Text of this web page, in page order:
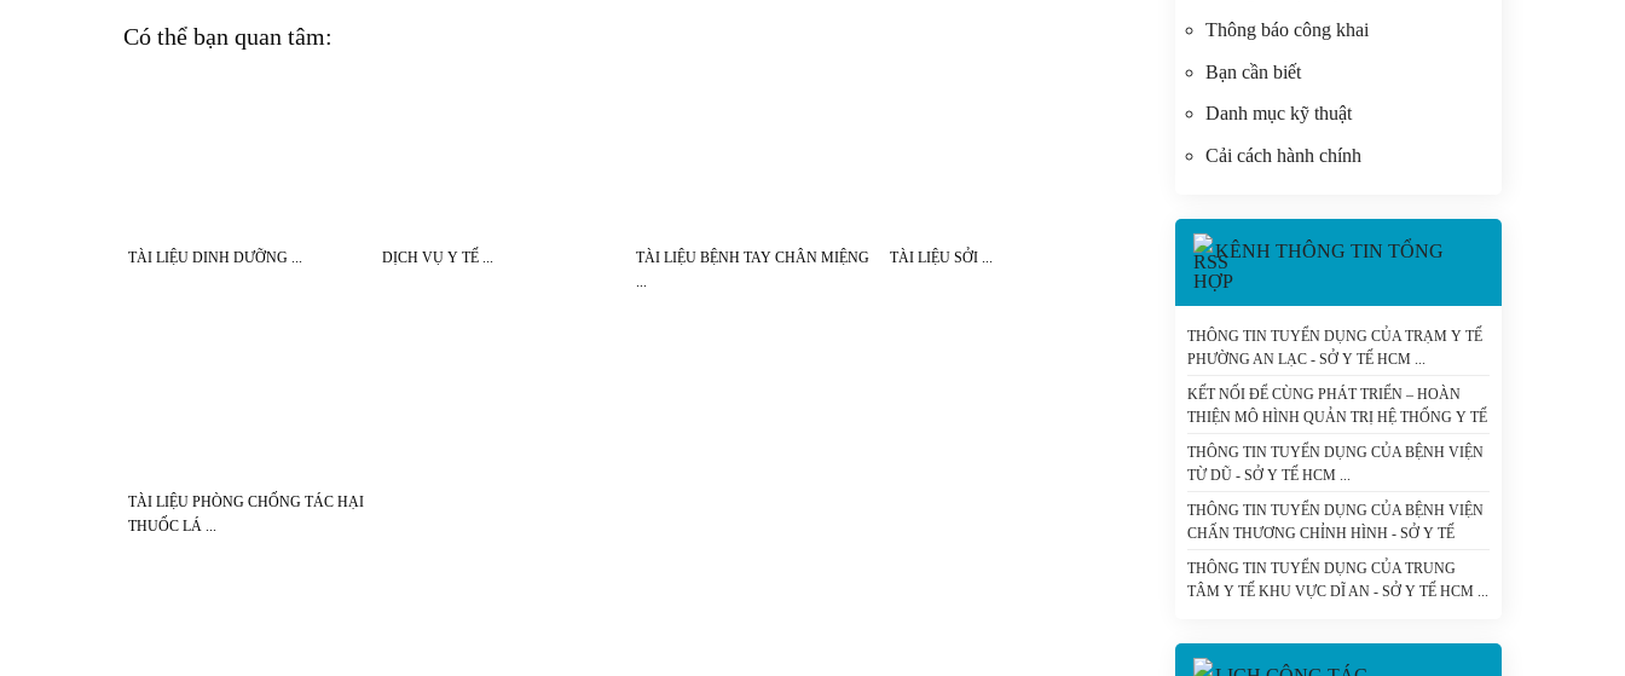
Có thể bạn quan tâm:
TÀI LIỆU DINH DƯỠNG DỊCH VỤ Y TẾ TÀI LIỆU BỆNH TAY CHÂN MIỆNG TÀI LIỆU SỞI
TÀI LIỆU PHÒNG CHỐNG TÁC HẠI
THUỐC LÁ
Thông báo công khai
Bạn cần biết
Danh mục kỹ thuật
Cải cách hành chính
KÊNH THÔNG TIN TỔNG
HỢP
THÔNG TIN TUYỂN DỤNG CỦA TRẠM Y TẾ
PHƯỜNG AN LẠC - SỞ Y TẾ HCM
KẾT NỐI ĐỂ CÙNG PHÁT TRIỂN – HOÀN
THIỆN MÔ HÌNH QUẢN TRỊ HỆ THỐNG Y TẾ
TP.HCM - SỞ Y TẾ HCM
THÔNG TIN TUYỂN DỤNG CỦA BỆNH VIỆN
TỪ DŨ - SỞ Y TẾ HCM
THÔNG TIN TUYỂN DỤNG CỦA BỆNH VIỆN
CHẤN THƯƠNG CHỈNH HÌNH - SỞ Y TẾ
HCM
THÔNG TIN TUYỂN DỤNG CỦA TRUNG
TÂM Y TẾ KHU VỰC DĨ AN - SỞ Y TẾ HCM